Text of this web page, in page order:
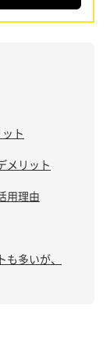
ト
メリット
用理由
多いが、